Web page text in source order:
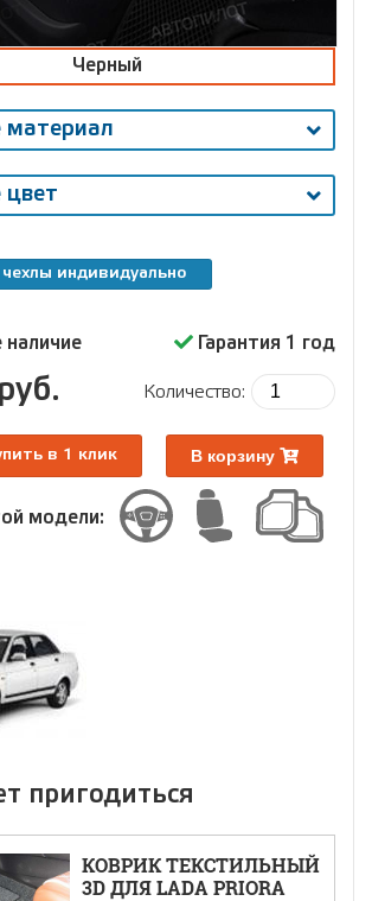
Черный
материал
цвет
индивидуально
наличие Гарантия 1 год
Количество:
в 1 клик В корзину
модели:
пригодиться
КОВРИК ТЕКСТИЛЬНЫЙ
3D ДЛЯ LADA PRIORA